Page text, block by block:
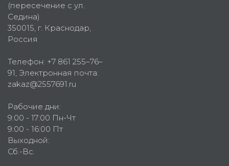
(пересечение с ул.
Седина)
350015, г. Краснодар,
Россия
Телефон: +7 861 255–76–
91, Электронная почта:
zakaz@2557691.ru
Рабочие дни:
9:00 - 17:00 Пн-Чт
9:00 - 16:00 Пт
Выходной:
Сб.-Вс.